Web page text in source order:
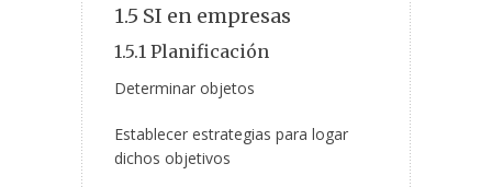
1.5 SI en empresas
1.5.1 Planificación
Determinar objetos
Establecer estrategias para logar
dichos objetivos